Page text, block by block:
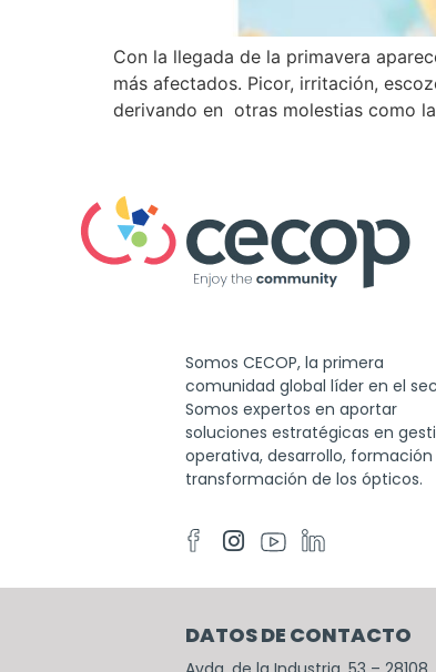
Con la llegada de la primavera
más afectados. Picor, irritación,
derivando en otras molestias como
Somos CECOP, la primera
comunidad global líder en el
Somos expertos en aportar
soluciones estratégicas en
operativa, desarrollo, formación
transformación de los ópticos.
DATOS DE CONTACTO